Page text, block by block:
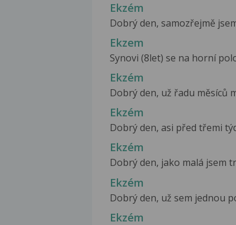
Ekzém
Dobrý den, samozřejmě
Ekzem
Synovi (8let) se na horní
Ekzém
Dobrý den, už řadu měsíců
Ekzém
Dobrý den, asi před třemi
Ekzém
Dobrý den, jako malá jsem
Ekzém
Dobrý den, už sem jednou
Ekzém